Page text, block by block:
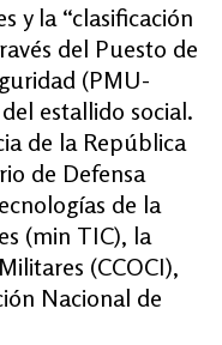
y la “clasificación
del Puesto de
(PMU-
estallido social.
de la República
de Defensa
de la
(min TIC), la
(CCOCI),
Nacional de